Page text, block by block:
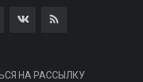
НА РАССЫЛКУ